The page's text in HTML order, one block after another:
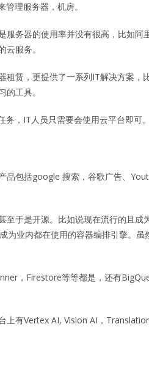
理服务器，机房。
务器的使用率并没有很高，比如
服务。
赁，更提供了一系列IT解决方案
工具。
，IT人员只需要会使用云平台即可。
品包括google 搜索，谷歌广告、
于是开源。比如说现在流行的且
业内都在使用的容器编排引擎。
，Firestore等等都是，还有
有Vertex AI, Vision AI，